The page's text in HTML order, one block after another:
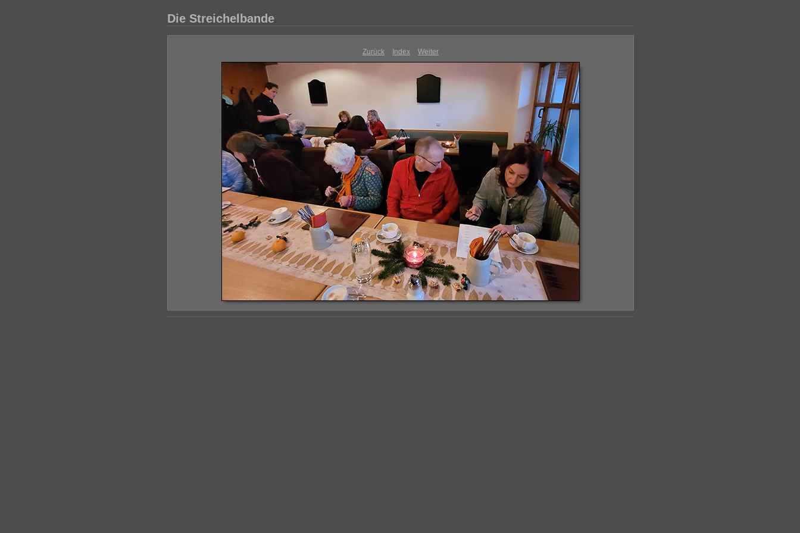
Die Streichelbande
Zurück Index Weiter